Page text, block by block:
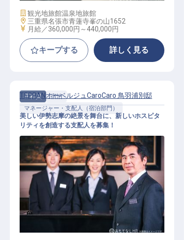
施設業態
観光地旅館温泉地旅館
勤務地
三重県名張市青蓮寺峯の山1652
給与
月給／360,000円～440,000円
キープする 詳しく見る
正社員
宿泊
マネージャー・支配人（宿泊部門）
マネージャー・支配人（宿泊部門）
TEPPANオーベルジュCaroCaro 鳥羽浦別邸
美しい伊勢志摩の絶景を舞台に、新しいホスピタ
リティを創造する支配人を募集！